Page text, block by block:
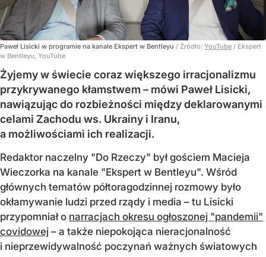
Paweł Lisicki w programie na kanale Ekspert w Bentleyu / Źródło: YouTube / Ekspert
w Bentleyu, YouTube
Żyjemy w świecie coraz większego irracjonalizmu
przykrywanego kłamstwem – mówi Paweł Lisicki,
nawiązując do rozbieżności między deklarowanymi
celami Zachodu ws. Ukrainy i Iranu,
a możliwościami ich realizacji.
Redaktor naczelny "Do Rzeczy" był gościem Macieja
Wieczorka na kanale "Ekspert w Bentleyu". Wśród
głównych tematów półtoragodzinnej rozmowy było
okłamywanie ludzi przed rządy i media – tu Lisicki
przypomniał o narracjach okresu ogłoszonej "pandemii"
covidowej – a także niepokojąca nieracjonalność
i nieprzewidywalność poczynań ważnych światowych